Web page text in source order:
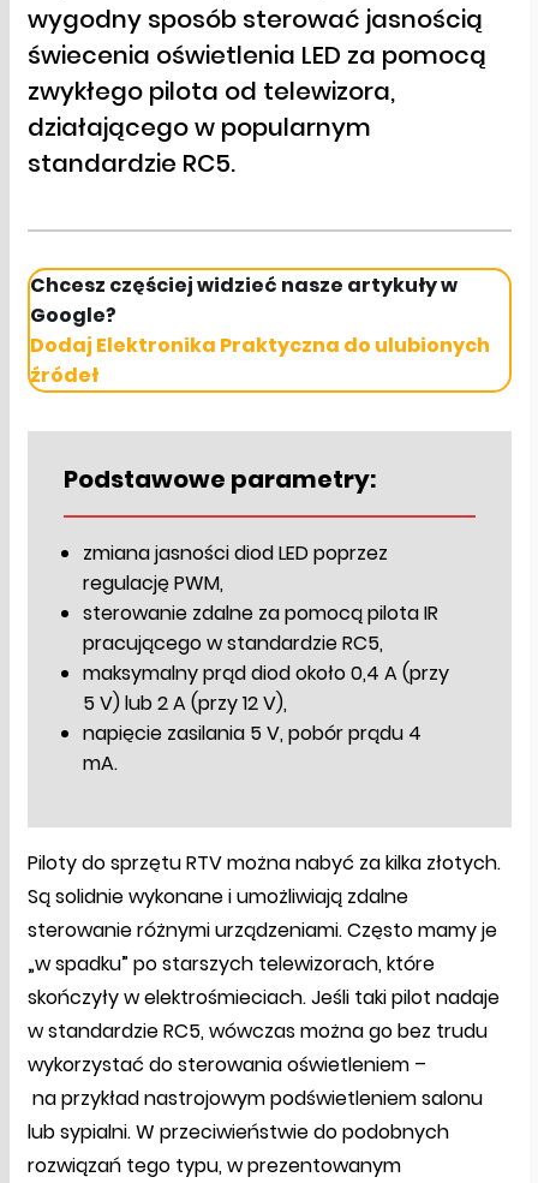
wygodny sposób sterować jasnością
świecenia oświetlenia LED za pomocą
zwykłego pilota od telewizora,
działającego w popularnym
standardzie RC5.
Chcesz częściej widzieć nasze artykuły w
Google?
Dodaj Elektronika Praktyczna do ulubionych
źródeł
Podstawowe parametry:
zmiana jasności diod LED poprzez
regulację PWM,
sterowanie zdalne za pomocą pilota IR
pracującego w standardzie RC5,
maksymalny prąd diod około 0,4 A (przy
5 V) lub 2 A (przy 12 V),
napięcie zasilania 5 V, pobór prądu 4
mA.
Piloty do sprzętu RTV można nabyć za kilka złotych.
Są solidnie wykonane i umożliwiają zdalne
sterowanie różnymi urządzeniami. Często mamy je
„w spadku” po starszych telewizorach, które
skończyły w elektrośmieciach. Jeśli taki pilot nadaje
w standardzie RC5, wówczas można go bez trudu
wykorzystać do sterowania oświetleniem –
na przykład nastrojowym podświetleniem salonu
lub sypialni. W przeciwieństwie do podobnych
rozwiązań tego typu, w prezentowanym